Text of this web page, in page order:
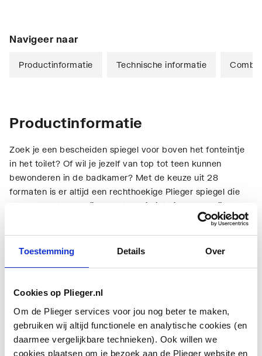
Toestemming Details Over
Cookies op Plieger.nl
Om de Plieger services voor jou nog beter te maken,
gebruiken wij altijd functionele en analytische cookies (en
daarmee vergelijkbare technieken). Ook willen we
cookies plaatsen om je bezoek aan de Plieger website en
Navigeer naar
Productinformatie Technische informatie
Productinformatie
Zoek je een bescheiden spiegel voor boven het fonteintje
in het toilet? Of wil je jezelf van top tot teen kunnen
bewonderen in de badkamer? Met de keuze uit 28
formaten is er altijd een rechthoekige Plieger spiegel die
perfect past. Ook bij de rest van je interieur, dankzij de
Technische informatie
Materiaal Glas